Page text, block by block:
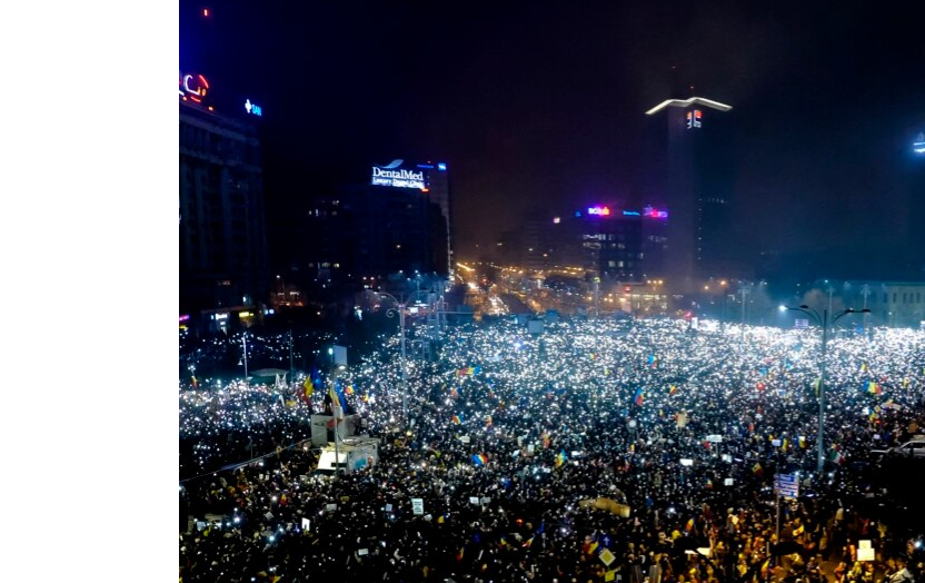
ອິດສະຫຼະພາບດ້ານການຂ່າວ
ວິທະຍາສາດ-ເທັກໂນໂລຈີ